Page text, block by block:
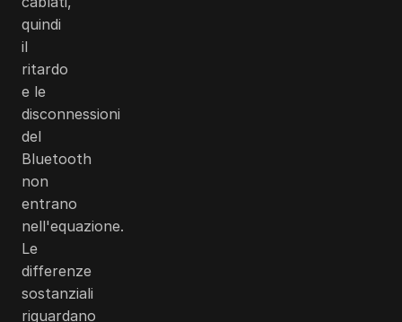
quindi
il
ritardo
e le
disconnessioni
del
Bluetooth
non
entrano
nell'equazione.
Le
differenze
sostanziali
riguardano